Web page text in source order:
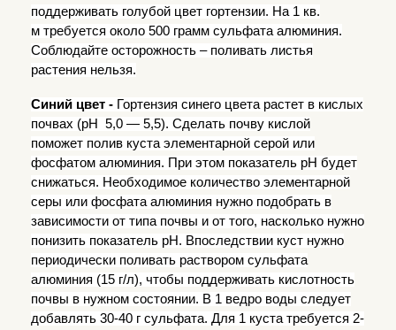
поддерживать голубой цвет гортензии. На 1 кв.
м требуется около 500 грамм сульфата алюминия.
Соблюдайте осторожность – поливать листья
растения нельзя.
Синий цвет - Гортензия синего цвета растет в кислых
почвах (рН 5,0 — 5,5). Сделать почву кислой
поможет полив куста элементарной серой или
фосфатом алюминия. При этом показатель рН будет
снижаться. Необходимое количество элементарной
серы или фосфата алюминия нужно подобрать в
зависимости от типа почвы и от того, насколько нужно
понизить показатель рН. Впоследствии куст нужно
периодически поливать раствором сульфата
алюминия (15 г/л), чтобы поддерживать кислотность
почвы в нужном состоянии. В 1 ведро воды следует
добавлять 30-40 г сульфата. Для 1 куста требуется 2-